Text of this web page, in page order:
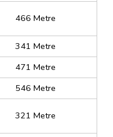
466 Metre
341 Metre
471 Metre
546 Metre
321 Metre